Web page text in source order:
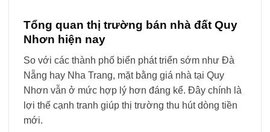
Tổng quan thị trường bán nhà đất Quy
Nhơn hiện nay
So với các thành phố biển phát triển sớm như Đà
Nẵng hay Nha Trang, mặt bằng giá nhà tại Quy
Nhơn vẫn ở mức hợp lý hơn đáng kể. Đây chính là
lợi thế cạnh tranh giúp thị trường thu hút dòng tiền
mới.